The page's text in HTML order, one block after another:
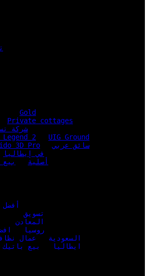
Gold
Private cottages
شركة
Legend 2
UIG Ground
3D Pro
سائق عربي
في إيطاليا
أصلية
أفضل
تسويق
المعادن
روسيا
السعودية
عمال
ايطاليا
بيع